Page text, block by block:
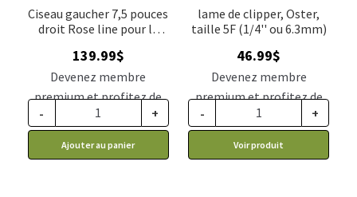
Ciseau gaucher 7,5 pouces
droit Rose line pour le
139.99$
Devenez membre
premium et profitez de
ce prix rabais : 115.49$ CA
- +
Ajouter au panier
lame de clipper, Oster,
taille 5F (1/4'' ou 6.3mm)
46.99$
Devenez membre
premium et profitez de
ce prix rabais : 38.77$ CA
- +
Voir produit